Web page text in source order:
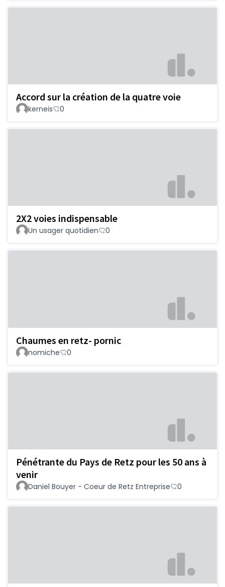
Accord sur la création de la quatre voie
kerneis 0
2X2 voies indispensable
Un usager quotidien 0
Chaumes en retz- pornic
nomiche 0
Pénétrante du Pays de Retz pour les 50 ans à
venir
Daniel Bouyer - Coeur de Retz Entreprise 0